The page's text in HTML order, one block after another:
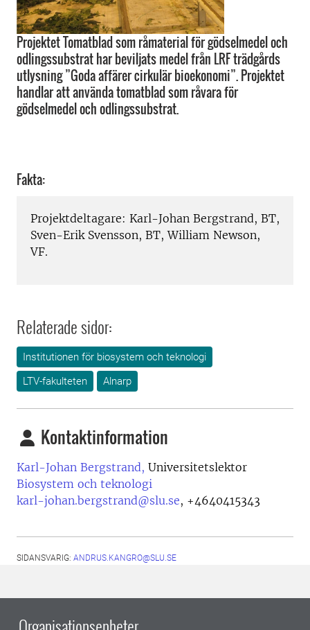
Projektet Tomatblad som råmaterial för gödselmedel och
odlingssubstrat har beviljats medel från LRF trädgårds
utlysning ”Goda affärer cirkulär bioekonomi”. Projektet
handlar att använda tomatblad som råvara för
gödselmedel och odlingssubstrat.
Fakta:
Projektdeltagare: Karl-Johan Bergstrand, BT,
Sven-Erik Svensson, BT, William Newson,
VF.
Relaterade sidor:
Institutionen för biosystem och teknologi
LTV-fakulteten
Alnarp
Kontaktinformation
Karl-Johan Bergstrand, Universitetslektor
Biosystem och teknologi
karl-johan.bergstrand@slu.se, +4640415343
SIDANSVARIG: ANDRUS.KANGRO@SLU.SE